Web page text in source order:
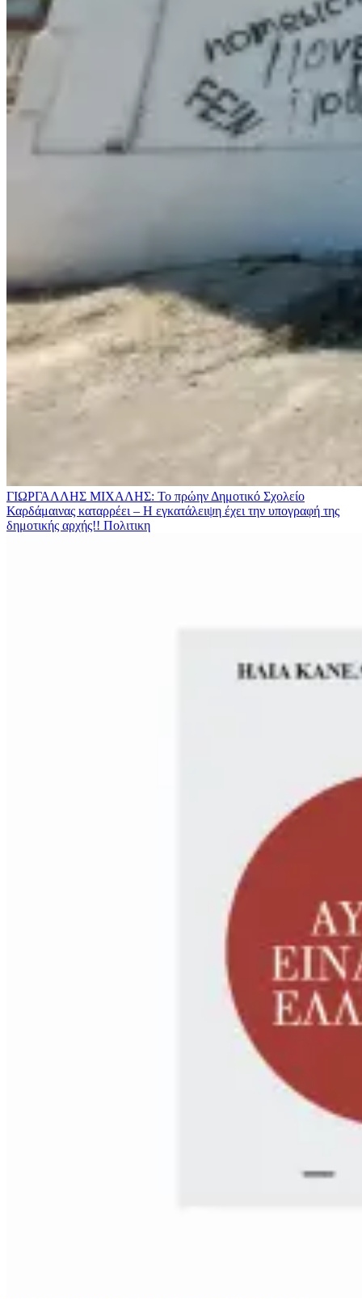
ΓΙΩΡΓΑΛΛΗΣ ΜΙΧΑΛΗΣ: Το πρώην Δημοτικό Σχολείο
Καρδάμαινας καταρρέει – Η εγκατάλειψη έχει την υπογραφή της
δημοτικής αρχής!! Πολιτικη